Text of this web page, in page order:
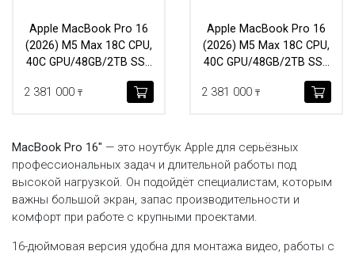
Apple MacBook Pro 16
(2026) M5 Max 18C CPU,
40C GPU/48GB/2TB SSD
(MGEE4) Space Black
2 381 000 ₸
Apple MacBook Pro 16
(2026) M5 Max 18C CPU,
40C GPU/48GB/2TB SSD
2 381 000 ₸
MacBook Pro 16″ — это ноутбук Apple для серьёзных
профессиональных задач и длительной работы под
высокой нагрузкой. Он подойдёт специалистам, которым
важны большой экран, запас производительности и
комфорт при работе с крупными проектами.
16-дюймовая версия удобна для монтажа видео, работы с